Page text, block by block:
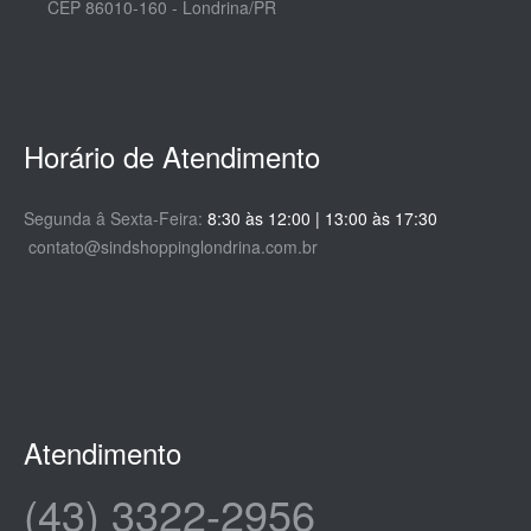
CEP 86010-160 - Londrina/PR
Horário de Atendimento
Segunda â Sexta-Feira: 8:30 às 12:00 | 13:00 às 17:30
contato@sindshoppinglondrina.com.br
Atendimento
(43) 3322-2956